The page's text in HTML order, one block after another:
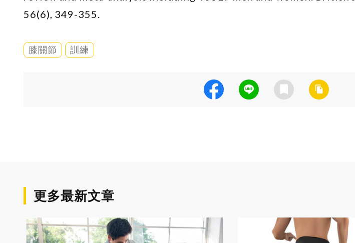
56(6), 349-355.
膝關節 訓練
更多最新文章